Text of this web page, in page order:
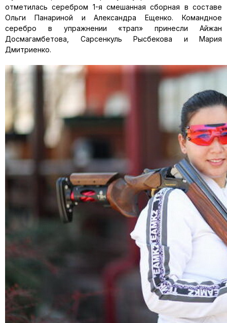
отметилась серебром 1-я смешанная сборная в составе
Ольги Панариной и Александра Ещенко. Командное
серебро в упражнении «трап» принесли Айжан
Досмагамбетова, Сарсенкуль Рысбекова и Мария
Дмитриенко.